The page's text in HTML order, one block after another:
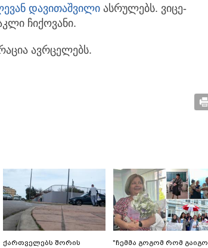
დავითაშვილი ასრულებს. ვიცე-
ჩიქოვანი.
ავრცელებს.
ქართველებს შორის
"ჩემმა გოგომ რომ გაიგო,